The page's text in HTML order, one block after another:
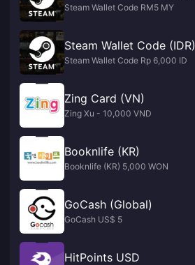
Steam Wallet Code RM5 MY
Steam Wallet Code (IDR)
Steam Wallet Code Rp 6,000 ID
Zing Card (VN)
Zing Xu - 10,000 VND
Booknlife (KR)
Booknlife (KR) 5,000 WON
GoCash (Global)
GoCash US$ 5
HitPoints USD